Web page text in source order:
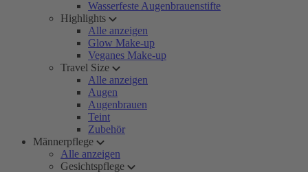
Wasserfeste Augenbrauenstifte
Highlights
Alle anzeigen
Glow Make-up
Veganes Make-up
Travel Size
Alle anzeigen
Augen
Augenbrauen
Teint
Zubehör
Männerpflege
Alle anzeigen
Gesichtspflege